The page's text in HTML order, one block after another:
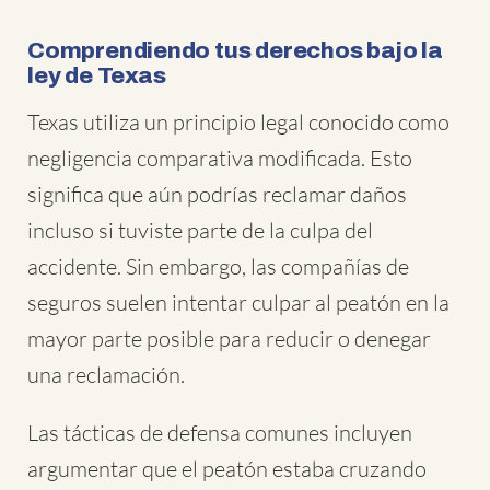
Comprendiendo tus derechos bajo la
ley de Texas
Texas utiliza un principio legal conocido como
negligencia comparativa modificada. Esto
significa que aún podrías reclamar daños
incluso si tuviste parte de la culpa del
accidente. Sin embargo, las compañías de
seguros suelen intentar culpar al peatón en la
mayor parte posible para reducir o denegar
una reclamación.
Las tácticas de defensa comunes incluyen
argumentar que el peatón estaba cruzando